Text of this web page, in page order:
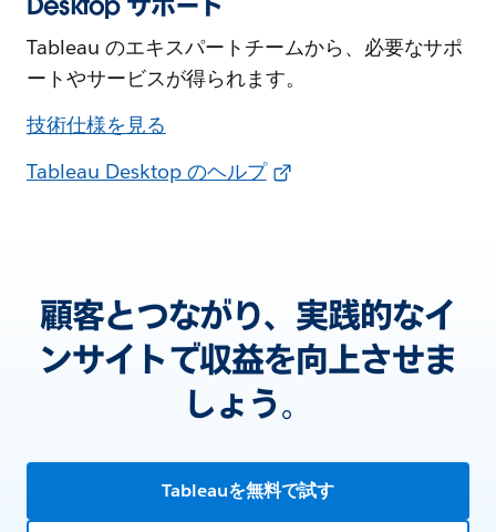
Tableau のエキスパートチームから、必要なサポ
ートやサービスが得られます。
技術仕様を見る
Tableau Desktop のヘルプ
顧客とつながり、実践的なイ
ンサイトで収益を向上させま
しょう。
Tableauを無料で試す